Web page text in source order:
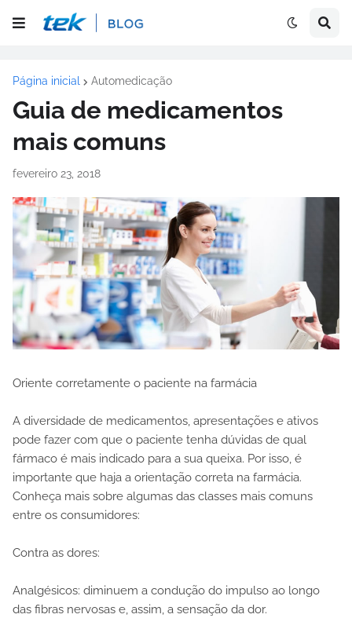
Página inicial Automedicação
Guia de medicamentos
mais comuns
fevereiro 23, 2018
Oriente corretamente o paciente na farmácia
A diversidade de medicamentos, apresentações e ativos
pode fazer com que o paciente tenha dúvidas de qual
fármaco é mais indicado para a sua queixa. Por isso, é
importante que haja a orientação correta na farmácia.
Conheça mais sobre algumas das classes mais comuns
entre os consumidores:
Contra as dores:
Analgésicos: diminuem a condução do impulso ao longo
das fibras nervosas e, assim, a sensação da dor.